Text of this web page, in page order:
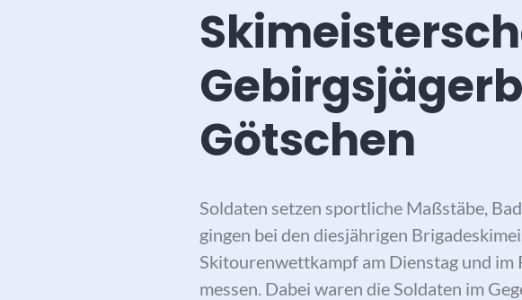
Götschen
Soldaten setzen sportliche Maßstäbe,
gingen bei den diesjährigen
Skitourenwettkampf am Dienstag und
messen. Dabei waren die Soldaten im